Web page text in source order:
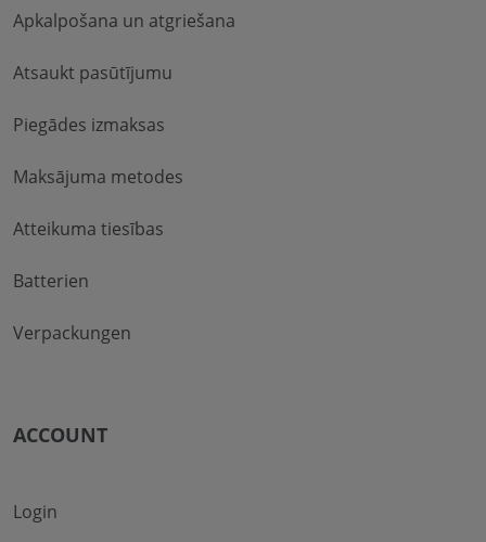
Apkalpošana un atgriešana
Atsaukt pasūtījumu
Piegādes izmaksas
Maksājuma metodes
Atteikuma tiesības
Batterien
Verpackungen
ACCOUNT
Login